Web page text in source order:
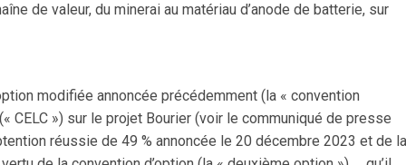
de valeur, du minerai au matériau d’anode de batterie, sur
modifiée annoncée précédemment (la « convention
CELC ») sur le projet Bourier (voir le communiqué de presse
réussie de 49 % annoncée le 20 décembre 2023 et de la